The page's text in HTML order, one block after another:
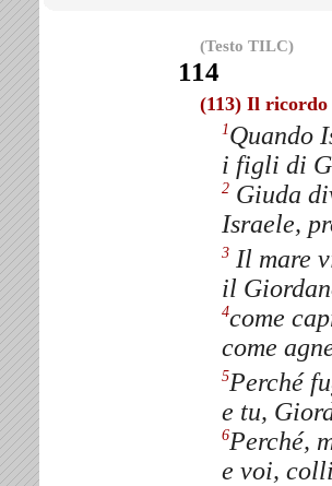
(Testo TILC)
114
(113) Il ricordo
1Quando
i figli di
2 Giuda
Israele,
3 Il mare
il
4come
come
5Perché
e tu,
6Perché,
e voi,